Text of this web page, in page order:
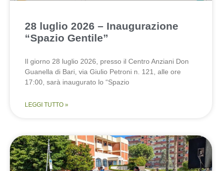
28 luglio 2026 – Inaugurazione
“Spazio Gentile”
Il giorno 28 luglio 2026, presso il Centro Anziani Don
Guanella di Bari, via Giulio Petroni n. 121, alle ore
17:00, sarà inaugurato lo “Spazio
LEGGI TUTTO »